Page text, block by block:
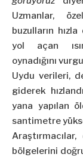
Uzmanlar,
buzulların
yol açan
oynadığını
Uydu verileri,
giderek
yana yapılan
santimetre
bölgelerini